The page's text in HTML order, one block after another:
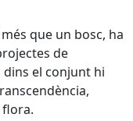
que un bosc, ha
de
dins el conjunt hi